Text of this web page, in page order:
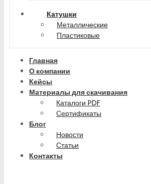
Катушки
Металлические
Пластиковые
Главная
О компании
Кейсы
Материалы для скачивания
Каталоги PDF
Сертификаты
Блог
Новости
Статьи
Контакты